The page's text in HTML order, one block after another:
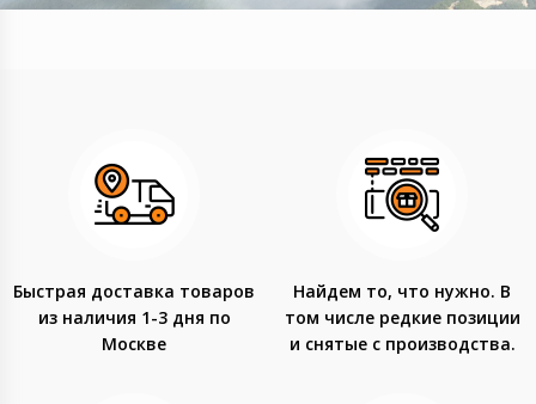
Быстрая доставка товаров
из наличия 1-3 дня по
Москве
Найдем то, что нужно. В
том числе редкие позиции
и снятые с производства.